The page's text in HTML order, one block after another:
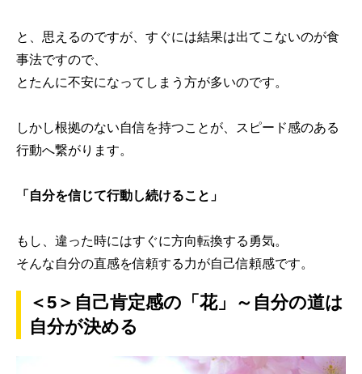
と、思えるのですが、すぐには結果は出てこないのが食
事法ですので、
とたんに不安になってしまう方が多いのです。
しかし根拠のない自信を持つことが、スピード感のある
行動へ繋がります。
「自分を信じて行動し続けること」
もし、違った時にはすぐに方向転換する勇気。
そんな自分の直感を信頼する力が自己信頼感です。
＜5＞自己肯定感の「花」～自分の道は
自分が決める